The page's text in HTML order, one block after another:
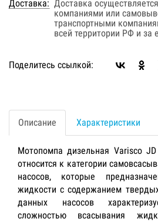
Доставка: Доставка
компаниями или
транспортными
всей территории РФ и за
Поделитесь ссылкой:
Описание Характеристики
Мотопомпа дизельная Varisco
относится к категории
насосов, которые
жидкости с содержанием
данных насосов
сложностью всасывания